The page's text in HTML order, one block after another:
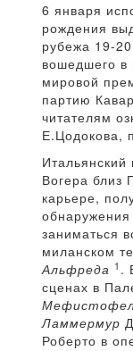
6 января
рождения
рубежа 19-
вошедшего в
мировой
партию
читателям
Е.Цодокова,
Вогера близ
карьере,
обнаружения
заниматься
миланском
Альфреда 1 .
сценах в
Ламмермур
Роберто в